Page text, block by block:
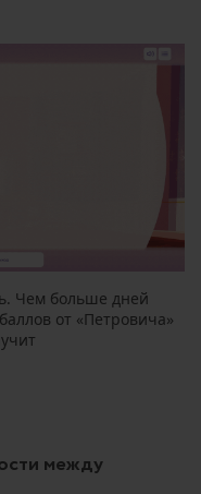
Чем больше дней
от «Петровича»
между